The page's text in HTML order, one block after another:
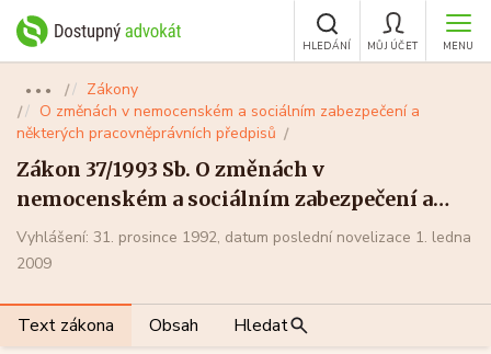
MENU
MŮJ ÚČET
HLEDÁNÍ
●●●
Zákony
O změnách v nemocenském a sociálním zabezpečení a
některých pracovněprávních předpisů
Zákon 37/1993 Sb. O změnách v
nemocenském a sociálním zabezpečení a
některých pracovněprávních předpisů
Vyhlášení: 31. prosince 1992, datum poslední novelizace 1. ledna
2009
Text zákona Obsah Hledat